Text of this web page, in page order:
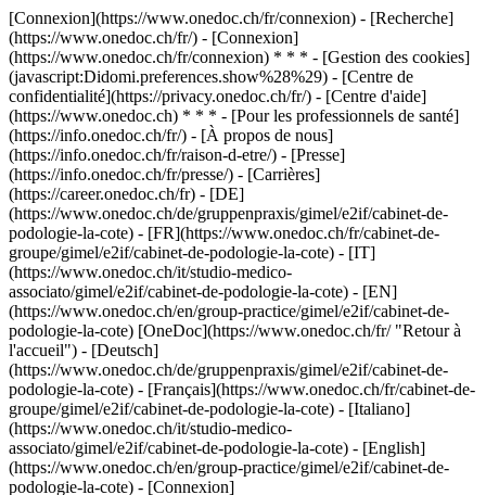
[Connexion](https://www.onedoc.ch/fr/connexion) - [Recherche]
(https://www.onedoc.ch/fr/) - [Connexion]
(https://www.onedoc.ch/fr/connexion) * * * - [Gestion des cookies]
(javascript:Didomi.preferences.show%28%29) - [Centre de
confidentialité](https://privacy.onedoc.ch/fr/) - [Centre d'aide]
(https://www.onedoc.ch) * * * - [Pour les professionnels de santé]
(https://info.onedoc.ch/fr/) - [À propos de nous]
(https://info.onedoc.ch/fr/raison-d-etre/) - [Presse]
(https://info.onedoc.ch/fr/presse/) - [Carrières]
(https://career.onedoc.ch/fr) - [DE]
(https://www.onedoc.ch/de/gruppenpraxis/gimel/e2if/cabinet-de-
podologie-la-cote) - [FR](https://www.onedoc.ch/fr/cabinet-de-
groupe/gimel/e2if/cabinet-de-podologie-la-cote) - [IT]
(https://www.onedoc.ch/it/studio-medico-
associato/gimel/e2if/cabinet-de-podologie-la-cote) - [EN]
(https://www.onedoc.ch/en/group-practice/gimel/e2if/cabinet-de-
podologie-la-cote) [OneDoc](https://www.onedoc.ch/fr/ "Retour à
l'accueil") - [Deutsch]
(https://www.onedoc.ch/de/gruppenpraxis/gimel/e2if/cabinet-de-
podologie-la-cote) - [Français](https://www.onedoc.ch/fr/cabinet-de-
groupe/gimel/e2if/cabinet-de-podologie-la-cote) - [Italiano]
(https://www.onedoc.ch/it/studio-medico-
associato/gimel/e2if/cabinet-de-podologie-la-cote) - [English]
(https://www.onedoc.ch/en/group-practice/gimel/e2if/cabinet-de-
podologie-la-cote) - [Connexion]